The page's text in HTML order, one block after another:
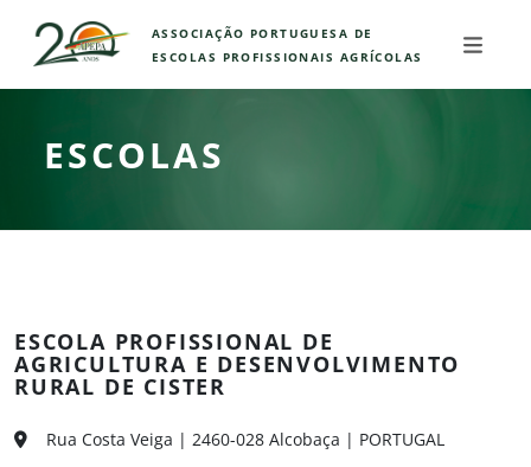
ASSOCIAÇÃO PORTUGUESA DE
ESCOLAS PROFISSIONAIS AGRÍCOLAS
ESCOLAS
ESCOLA PROFISSIONAL DE
AGRICULTURA E DESENVOLVIMENTO
RURAL DE CISTER
Rua Costa Veiga | 2460-028 Alcobaça | PORTUGAL